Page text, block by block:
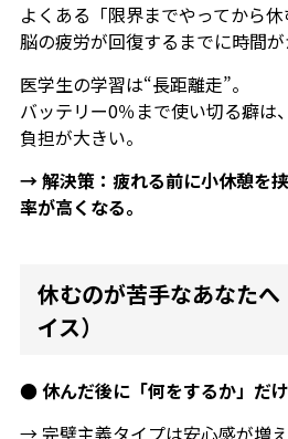
よくある「限界までやってから休
脳の疲労が回復するまでに時間が
医学生の学習は“長距離走”。
バッテリー0％まで使い切る癖は
負担が大きい。
→ 解決策：疲れる前に小休憩を
率が高くなる。
休むのが苦手なあなた
イス）
● 休んだ後に「何をするか」だ